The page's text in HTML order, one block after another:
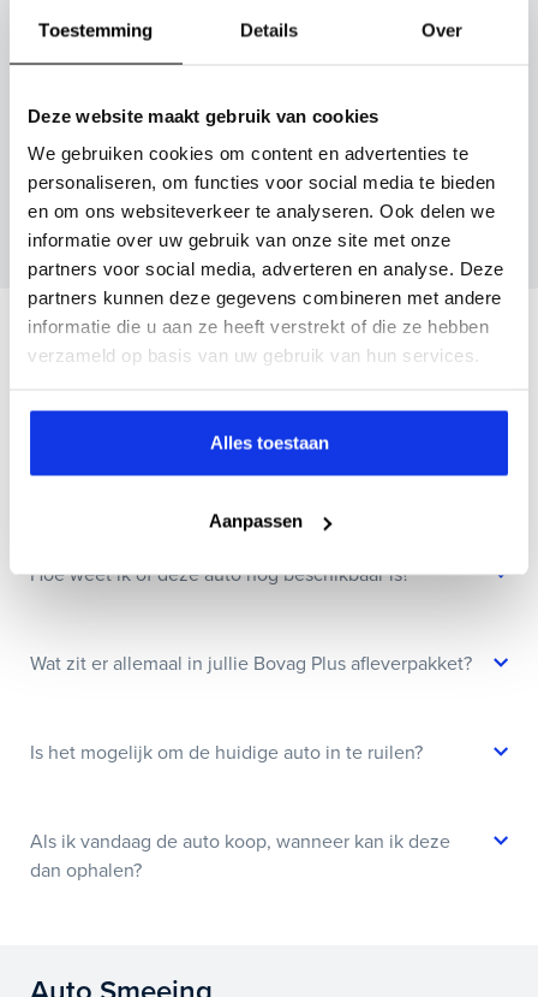
Toestemming Details Over
Deze website maakt gebruik van cookies
We gebruiken cookies om content en advertenties te
personaliseren, om functies voor social media te bieden
en om ons websiteverkeer te analyseren. Ook delen we
informatie over uw gebruik van onze site met onze
partners voor social media, adverteren en analyse. Deze
partners kunnen deze gegevens combineren met andere
informatie die u aan ze heeft verstrekt of die ze hebben
verzameld op basis van uw gebruik van hun services.
Alles toestaan
Aanpassen
Maak snel een afspraak in de showroom of bestel hem
Inruilvoorstel aanvragen
Wanneer je foto’s meestuurt ontvang je op
maandag tot en met vrijdag binnen enkele uren
een voorstel.
Veelgestelde vragen
Hoe weet ik of deze auto nog beschikbaar is?
Wat zit er allemaal in jullie Bovag Plus afleverpakket?
Is het mogelijk om de huidige auto in te ruilen?
Als ik vandaag de auto koop, wanneer kan ik deze
dan ophalen?